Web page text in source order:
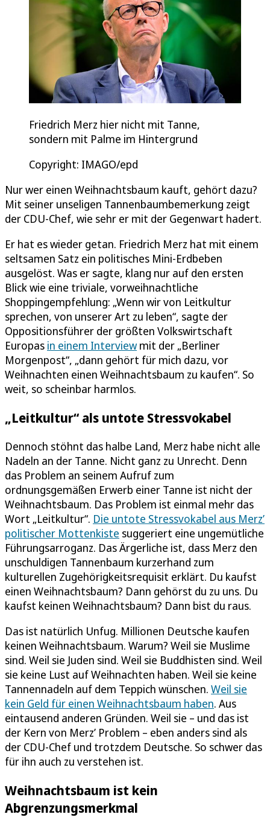
Friedrich Merz hier nicht mit Tanne,
sondern mit Palme im Hintergrund
Copyright: IMAGO/epd
Nur wer einen Weihnachtsbaum kauft, gehört dazu?
Mit seiner unseligen Tannenbaumbemerkung zeigt
der CDU-Chef, wie sehr er mit der Gegenwart hadert.
Er hat es wieder getan. Friedrich Merz hat mit einem
seltsamen Satz ein politisches Mini-Erdbeben
ausgelöst. Was er sagte, klang nur auf den ersten
Blick wie eine triviale, vorweihnachtliche
Shoppingempfehlung: „Wenn wir von Leitkultur
sprechen, von unserer Art zu leben“, sagte der
Oppositionsführer der größten Volkswirtschaft
Europas in einem Interview mit der „Berliner
Morgenpost“, „dann gehört für mich dazu, vor
Weihnachten einen Weihnachtsbaum zu kaufen“. So
weit, so scheinbar harmlos.
„Leitkultur“ als untote Stressvokabel
Dennoch stöhnt das halbe Land, Merz habe nicht alle
Nadeln an der Tanne. Nicht ganz zu Unrecht. Denn
das Problem an seinem Aufruf zum
ordnungsgemäßen Erwerb einer Tanne ist nicht der
Weihnachtsbaum. Das Problem ist einmal mehr das
Wort „Leitkultur“. Die untote Stressvokabel aus Merz’
politischer Mottenkiste suggeriert eine ungemütliche
Führungsarroganz. Das Ärgerliche ist, dass Merz den
unschuldigen Tannenbaum kurzerhand zum
kulturellen Zugehörigkeitsrequisit erklärt. Du kaufst
einen Weihnachtsbaum? Dann gehörst du zu uns. Du
kaufst keinen Weihnachtsbaum? Dann bist du raus.
Das ist natürlich Unfug. Millionen Deutsche kaufen
keinen Weihnachtsbaum. Warum? Weil sie Muslime
sind. Weil sie Juden sind. Weil sie Buddhisten sind. Weil
sie keine Lust auf Weihnachten haben. Weil sie keine
Tannennadeln auf dem Teppich wünschen. Weil sie
kein Geld für einen Weihnachtsbaum haben. Aus
eintausend anderen Gründen. Weil sie – und das ist
der Kern von Merz’ Problem – eben anders sind als
der CDU-Chef und trotzdem Deutsche. So schwer das
für ihn auch zu verstehen ist.
Weihnachtsbaum ist kein
Abgrenzungsmerkmal